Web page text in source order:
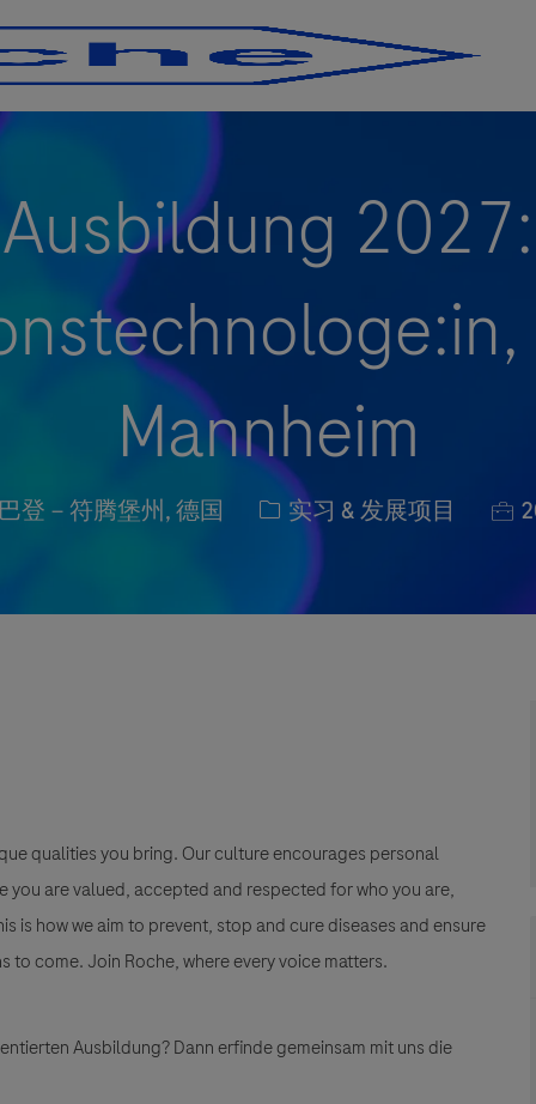
Ausbildung 2027:
Mannheim
登－符腾堡州, 德国 职位类别
实习 & 发展项目 职
qualities you bring. Our culture encourages personal
are valued, accepted and respected for who you are,
how we aim to prevent, stop and cure diseases and ensure
come. Join Roche, where every voice matters.
Ausbildung?Dann erfinde gemeinsam mit uns die